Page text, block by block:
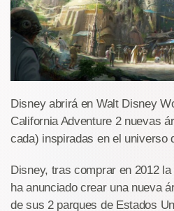
Disney abrirá en Walt Disney
California Adventure 2 nuevas
cada) inspiradas en el universo
Disney, tras comprar en 2012
ha anunciado crear una nueva
de sus 2 parques de Estados